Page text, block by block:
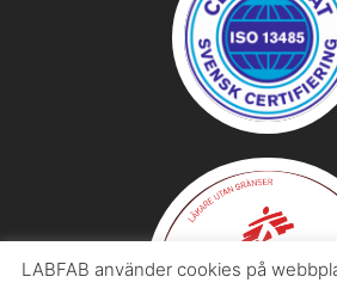
LABFAB använder cookies på